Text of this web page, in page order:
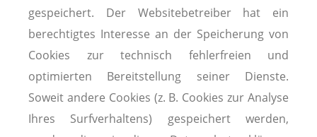
gespeichert. Der Websitebetreiber hat ein
berechtigtes Interesse an der Speicherung von
Cookies zur technisch fehlerfreien und
optimierten Bereitstellung seiner Dienste.
Soweit andere Cookies (z. B. Cookies zur Analyse
Ihres Surfverhaltens) gespeichert werden,